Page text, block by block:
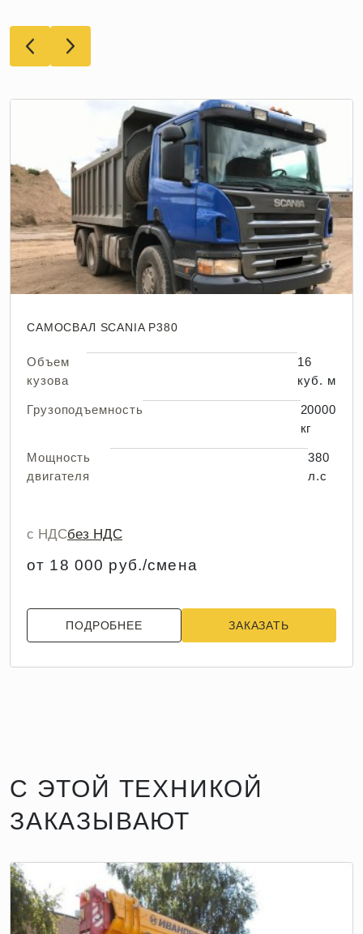
САМОСВАЛ SCANIA P380
Объем
кузова
16
куб. м
Грузоподъемность
20000
кг
Мощность
двигателя
380
л.с
с НДСбез НДС
от 18 000 руб./смена
ПОДРОБНЕЕ ЗАКАЗАТЬ
С ЭТОЙ ТЕХНИКОЙ
ЗАКАЗЫВАЮТ